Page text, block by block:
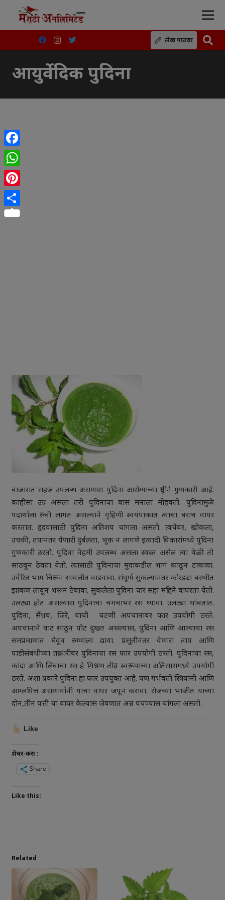
लेख पाठवा
आयुर्वेदिक पुदिना
बाजारात सहज उपलब्ध असणारा पुदिना आरोग्याच्या दृष्टीने गुणकारी आहे.
काहीसा उग्र असला तरी पुदिनाचा वास मनाला मोहवतो. पुदिनामुळे
पदार्थाला रुची लागत असल्याने गृहिणी स्वयंपाकात त्याचा बराच वापर
करतात. हृदयासाठी पुदिना अतिशय चांगला असतो. त्वचेवर, खोकला,
उचकी, तपानंतर येणारी दुर्बलता, भूक न लागणे इत्यादी विकारांमध्ये पुदिना
गुणकारी ठरतो. पुदिना नेहमी उपलब्ध असला स्वस्त असेल त्या वेळी तो
साठवून ठेवता येतो. त्यासाठी पुदिनाचा मुदाकडील भाग काढून टाकावा.
उर्वरित भाग चिरून सावलीत वाडवावा. संपूर्ण सुकल्यानंतर कोरड्या बरणीत
झाकण लावून भरून ठेवावा. सुकलेला पुदिना चार सहा महिने वापरता येतो.
उलट्या होत असल्यास पुदिनाचा चमचाभर रस घ्यावा. उलट्या थांबतात.
पुदिना, सैंधव, जिरे, याची चटणी अपचानावर फार उपयोगी ठरते.
अपचानाने वाट साठून पोट दुखत असल्यास, पुदिना आणि आल्याचा रस
समप्रमाणात घेवून रुग्णाला द्यावा. प्रसूतीनंतर येणारा ताप आणि
पाडीसंबंधीच्या तक्रारीवर पुदिनाचा रस फार उपयोगी ठरतो. पुदिनाचा रस,
कांदा आणि लिंबाचा रस हे मिश्रण तीव्र स्वरूपाच्या अतिसारामध्ये उपयोगी
ठरते. अशा प्रकारे पुदिना हा फार उपयुक्त आहे. पण गर्भवती स्त्रियांनी आणि
आम्लपित्त असणार्यांनी याचा वापर जपून करावा. रोजच्या भाजीत याच्या
दोन,तीन पत्ती चा वापर केल्यास जेवणात अन्न पचण्यास चांगला असतो.
Like
शेयर-करा :
Share
Like this:
Related
Facebook
WhatsApp
Pinterest
Share